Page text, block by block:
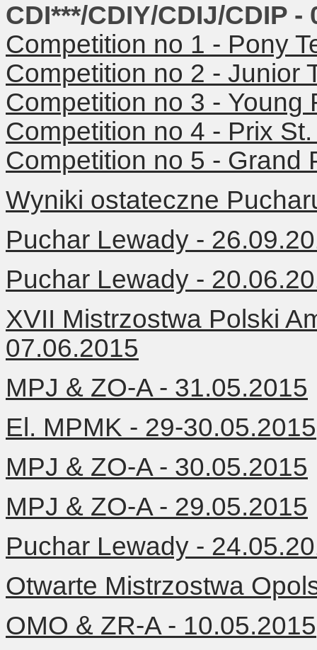
CDI***/CDIY/CDIJ/CDIP -
Competition no 1 - Pony
Competition no 2 - Junior
Competition no 3 - Young
Competition no 4 - Prix
Competition no 5 - Grand
Wyniki ostateczne
Puchar Lewady -
Puchar Lewady -
XVII Mistrzostwa Polski
07.06.2015
MPJ & ZO-A - 31.05.2015
El. MPMK - 29-30.05.2015
MPJ & ZO-A - 30.05.2015
MPJ & ZO-A - 29.05.2015
Puchar Lewady -
Otwarte Mistrzostwa
OMO & ZR-A - 10.05.2015